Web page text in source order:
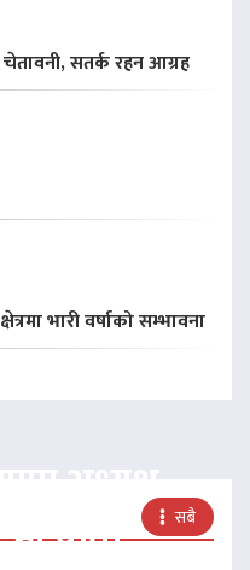
चेतावनी, सतर्क रहन आग्रह
भारी वर्षाको सम्भावना
सबै
अध्यक्ष